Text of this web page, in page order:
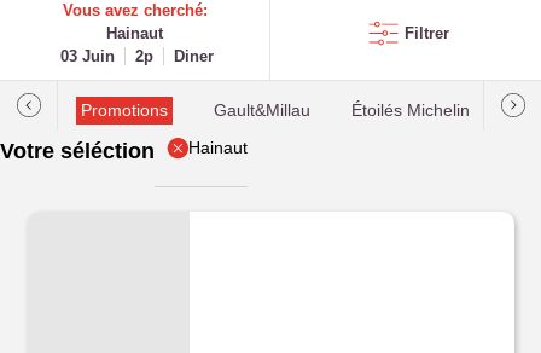
Vous avez cherché:
Hainaut
03 Juin
2p Diner
Filtrer
Promotions Gault&Millau Étoilés Michelin
Votre séléction Hainaut